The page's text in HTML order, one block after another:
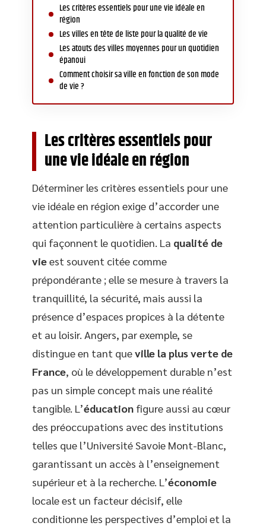
Les critères essentiels pour une vie idéale en
région
Les villes en tête de liste pour la qualité de vie
Les atouts des villes moyennes pour un quotidien
épanoui
Comment choisir sa ville en fonction de son mode
de vie ?
Les critères essentiels pour
une vie idéale en région
Déterminer les critères essentiels pour une
vie idéale en région exige d’accorder une
attention particulière à certains aspects
qui façonnent le quotidien. La qualité de
vieest souvent citée comme
prépondérante ; elle se mesure à travers la
tranquillité, la sécurité, mais aussi la
présence d’espaces propices à la détente
et au loisir. Angers, par exemple, se
distingue en tant queville la plus verte de
France, où le développement durable n’est
pas un simple concept mais une réalité
tangible. L’éducation figure aussi au cœur
des préoccupations avec des institutions
telles que l’Université Savoie Mont-Blanc,
garantissant un accès à l’enseignement
supérieur et à la recherche. L’économie
locale est un facteur décisif, elle
conditionne les perspectives d’emploi et la